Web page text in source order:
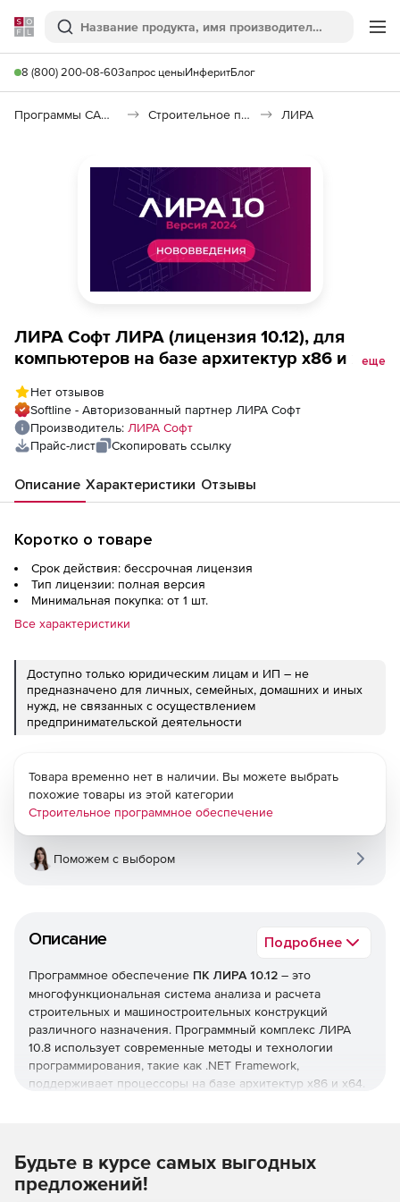
Softline
Поиск
8 (800) 200-08-60Запрос ценыИнферитБлог
Программы САПР и ГИС Строительное программное обеспечение ЛИРА
ЛИРА Софт ЛИРА (лицензия 10.12), для
компьютеров на базе архитектур х86 и х64
еще
Нет отзывов
Softline - Авторизованный партнер ЛИРА Софт
Производитель: ЛИРА Софт
Прайс-лист
Скопировать ссылку
Описание Характеристики Отзывы
Коротко о товаре
Срок действия: бессрочная лицензия
Тип лицензии: полная версия
Минимальная покупка: от 1 шт.
Все характеристики
Доступно только юридическим лицам и ИП – не
предназначено для личных, семейных, домашних и иных
нужд, не связанных с осуществлением
предпринимательской деятельности
Описание Подробнее
Программное обеспечение ПК ЛИРА 10.12 – это
многофункциональная система анализа и расчета
строительных и машиностроительных конструкций
различного назначения. Программный комплекс ЛИРА
10.8 использует современные методы и технологии
программирования, такие как .NET Framework,
поддерживает процессоры на базе архитектур x86 и x64.
Основные нововведения в версии ЛИРА 10.12:
Товара временно нет в наличии. Вы можете выбрать
похожие товары из этой категории
Строительное программное обеспечение
Поможем с выбором
Будьте в курсе самых выгодных
предложений!